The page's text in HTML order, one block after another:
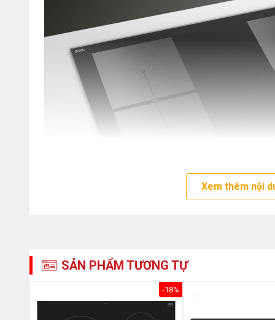
xuất hàng đầu SCHOTT, tất cả các loại bếp của
trong sản xuất. Giải pháp độc đáo này đảm bảo
Xem thêm nội
SẢN PHẨM TƯƠNG TỰ
-18%